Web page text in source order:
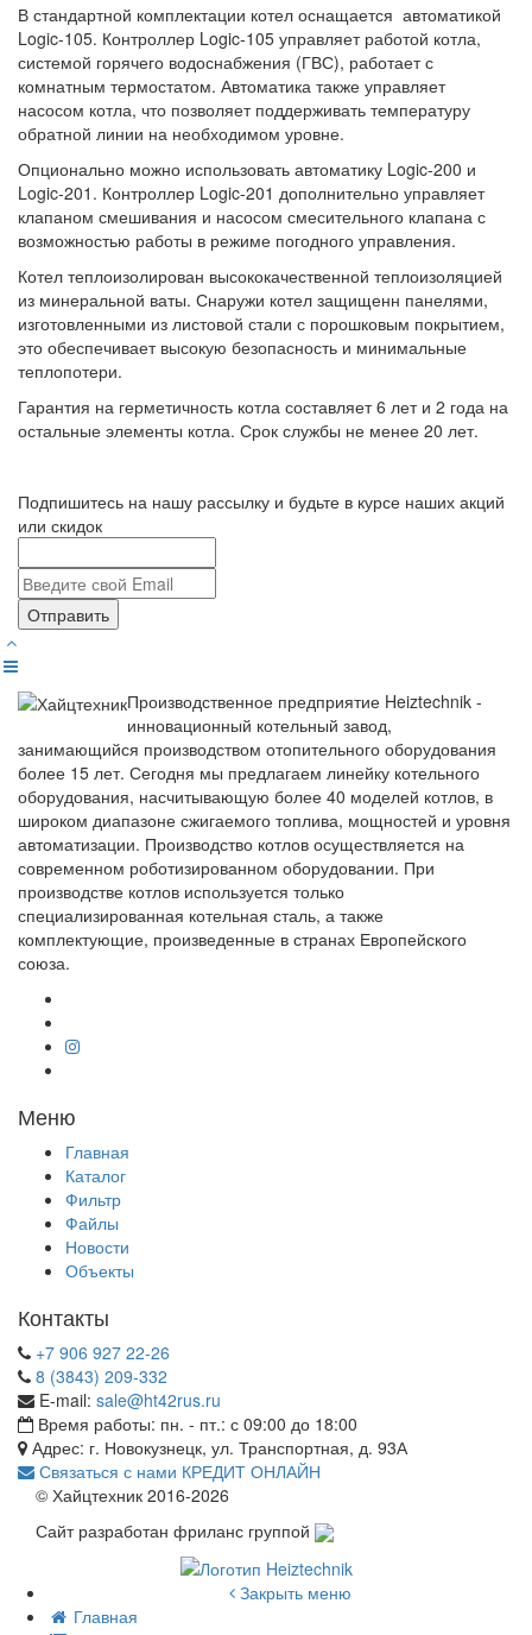
В стандартной комплектации котел оснащается автоматикой
Logic-105. Контроллер Logic-105 управляет работой котла,
системой горячего водоснабжения (ГВС), работает с
комнатным термостатом. Автоматика также управляет
насосом котла, что позволяет поддерживать температуру
обратной линии на необходимом уровне.
Опционально можно использовать автоматику Logic-200 и
Logic-201. Контроллер Logic-201 дополнительно управляет
клапаном смешивания и насосом смесительного клапана с
возможностью работы в режиме погодного управления.
Котел теплоизолирован высококачественной теплоизоляцией
из минеральной ваты. Снаружи котел защищенн панелями,
изготовленными из листовой стали с порошковым покрытием,
это обеспечивает высокую безопасность и минимальные
теплопотери.
Гарантия на герметичность котла составляет 6 лет и 2 года на
остальные элементы котла. Срок службы не менее 20 лет.
Подпишитесь на нашу рассылку и будьте в курсе наших акций
или скидок
Отправить
Производственное предприятие Heiztechnik -
инновационный котельный завод,
занимающийся производством отопительного оборудования
более 15 лет. Сегодня мы предлагаем линейку котельного
оборудования, насчитывающую более 40 моделей котлов, в
широком диапазоне сжигаемого топлива, мощностей и уровня
автоматизации. Производство котлов осуществляется на
современном роботизированном оборудовании. При
производстве котлов используется только
специализированная котельная сталь, а также
комплектующие, произведенные в странах Европейского
союза.
Меню
Главная
Каталог
Фильтр
Файлы
Новости
Объекты
Контакты
+7 906 927 22-26
8 (3843) 209-332
E-mail: sale@ht42rus.ru
Время работы: пн. - пт.: с 09:00 до 18:00
Адрес: г. Новокузнецк, ул. Транспортная, д. 93А
Связаться с нами КРЕДИТ ОНЛАЙН
© Хайцтехник 2016-2026
Сайт разработан фриланс группой
Закрыть меню
Главная